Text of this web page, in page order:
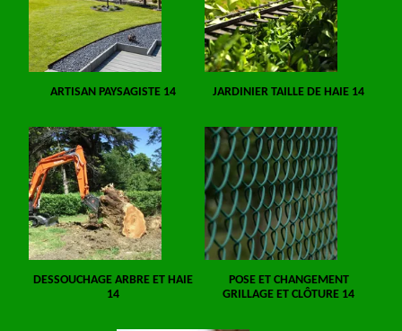
ARTISAN PAYSAGISTE 14 JARDINIER TAILLE DE HAIE 14
DESSOUCHAGE ARBRE ET HAIE
14
POSE ET CHANGEMENT
GRILLAGE ET CLÔTURE 14